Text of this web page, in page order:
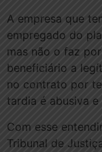
A empresa que
empregado do
mas não o faz
beneficiário a
no contrato por
tardia é abusiva
Com esse
Tribunal de